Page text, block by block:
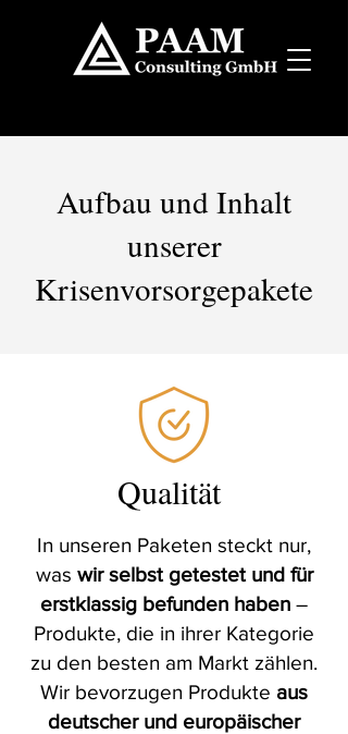
Aufbau und Inhalt
unserer
Krisenvorsorgepakete
Qualität
In unseren Paketen steckt nur,
was wir selbst getestet und für
erstklassig befunden haben –
Produkte, die in ihrer Kategorie
zu den besten am Markt zählen.
Wir bevorzugen Produkte aus
deutscher und europäischer